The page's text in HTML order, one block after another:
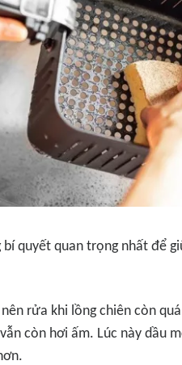
quyết quan trọng nhất để
nên rửa khi lồng chiên còn
còn hơi ấm. Lúc này dầu